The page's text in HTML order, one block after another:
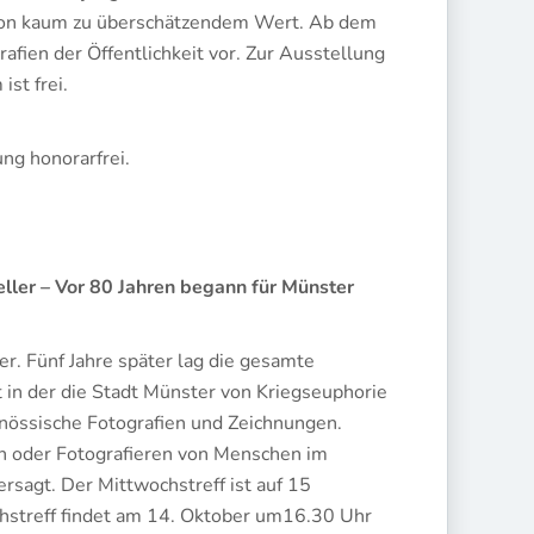
kaum zu überschätzendem Wert. Ab dem
der Öffentlichkeit vor. Zur Ausstellung
ist frei.
honorarfrei.
– Vor 80 Jahren begann für Münster
Fünf Jahre später lag die gesamte
der die Stadt Münster von Kriegseuphorie
Fotografien und Zeichnungen.
Fotografieren von Menschen im
Der Mittwochstreff ist auf 15
findet am 14. Oktober um16.30 Uhr